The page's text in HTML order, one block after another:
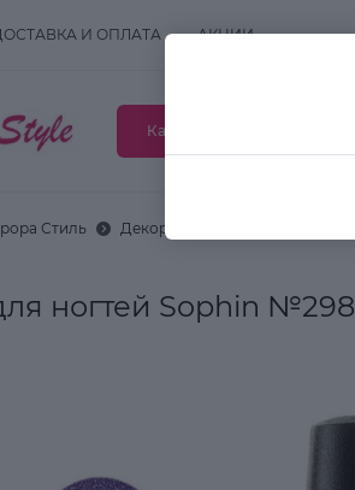
И ОПЛАТА АКЦИИ
Каталог товаров
Стиль Декоративная косметика
ногтей Sophin №298